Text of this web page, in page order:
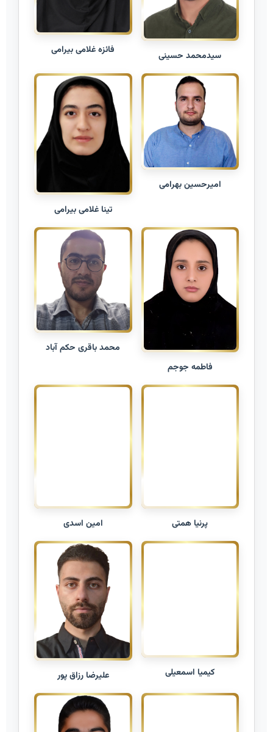
سیدمحمد حسینی فائزه غلامی بیرامی
امیرحسین بهرامی
تینا غلامی بیرامی
فاطمه جوجم
محمد باقری حکم آباد
پرنیا همتی امین اسدی
کیمیا اسمعیلی علیرضا رزاق پور